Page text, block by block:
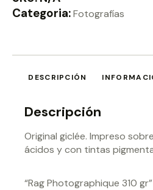
Categoria:Fotografías
DESCRIPCIÓN
Descripción
Original giclée. Impreso
ácidos y con tintas
“Rag Photographique 310